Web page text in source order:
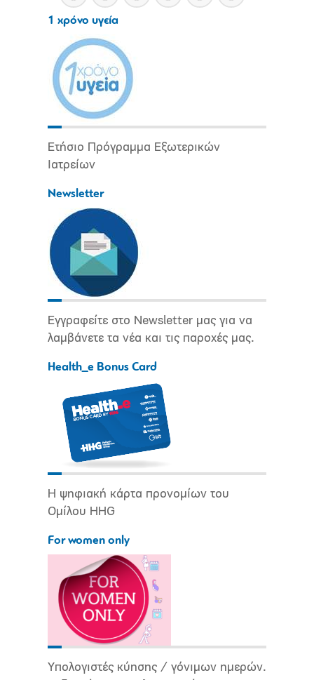
1 χρόνο υγεία
Ετήσιο Πρόγραμμα Εξωτερικών
Ιατρείων
Newsletter
Εγγραφείτε στο Newsletter μας για να
λαμβάνετε τα νέα και τις παροχές μας.
Health_e Bonus Card
Η ψηφιακή κάρτα προνομίων του
Ομίλου HHG
For women only
Υπολογιστές κύησης / γόνιμων ημερών.